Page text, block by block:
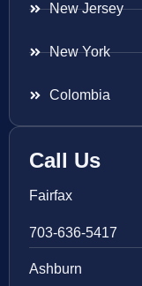
New Jersey
New York
Colombia
Call Us
Fairfax
703-636-5417
Ashburn